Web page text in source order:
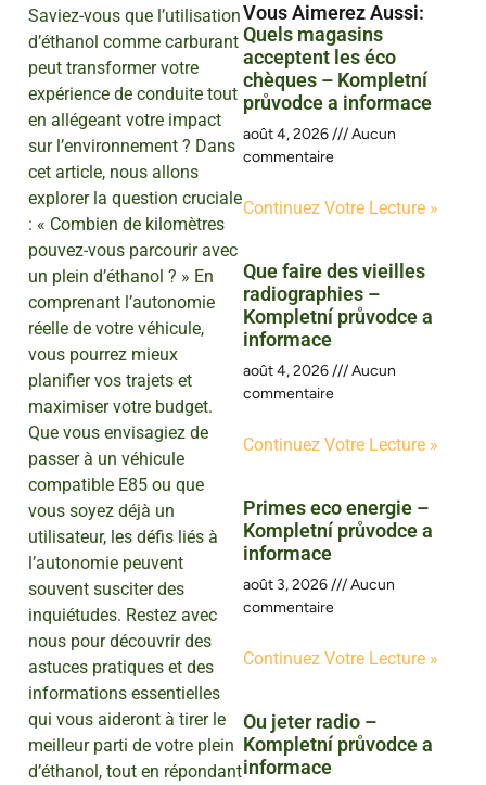
Saviez-vous que l’utilisation
d’éthanol comme carburant
peut transformer votre
expérience de conduite tout
en allégeant votre impact
sur l’environnement ? Dans
cet article, nous allons
explorer la question cruciale
: « Combien de kilomètres
pouvez-vous parcourir avec
un plein d’éthanol ? » En
comprenant l’autonomie
réelle de votre véhicule,
vous pourrez mieux
planifier vos trajets et
maximiser votre budget.
Que vous envisagiez de
passer à un véhicule
compatible E85 ou que
vous soyez déjà un
utilisateur, les défis liés à
l’autonomie peuvent
souvent susciter des
inquiétudes. Restez avec
nous pour découvrir des
astuces pratiques et des
informations essentielles
qui vous aideront à tirer le
meilleur parti de votre plein
d’éthanol, tout en répondant
Vous Aimerez Aussi :
Quels magasins
acceptent les éco
chèques – Kompletní
průvodce a informace
août 4, 2026
Aucun
commentaire
Continuez Votre Lecture »
Que faire des vieilles
radiographies –
Kompletní průvodce a
informace
août 4, 2026
Aucun
commentaire
Continuez Votre Lecture »
Primes eco energie –
Kompletní průvodce a
informace
août 3, 2026
Aucun
commentaire
Continuez Votre Lecture »
Ou jeter radio –
Kompletní průvodce a
informace